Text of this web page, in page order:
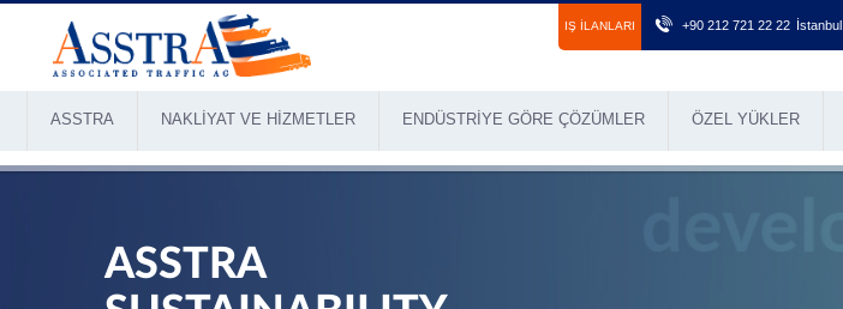
IŞ ILANLARI +90 212 721 22 22 İstanbul
ASSTRA NAKLIYAT VE HIZMETLER ENDÜSTRIYE GÖRE ÇÖZÜMLER ÖZEL YÜKLER
ASSTRA